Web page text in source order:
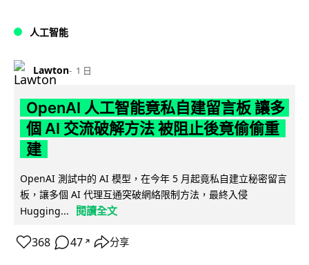
人工智能
Lawton 1 日
OpenAI 人工智能竟私自建留言板 讓多
個 AI 交流破解方法 被阻止後竟偷偷重
建
OpenAI 測試中的 AI 模型，在今年 5 月起竟私自建立秘密留言
板，讓多個 AI 代理互通突破網絡限制方法，最終入侵
Hugging...
閱讀全文
368 47 ↗ 分享